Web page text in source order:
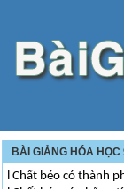
BÀI GIẢNG HÓA
l Chất béo có thành